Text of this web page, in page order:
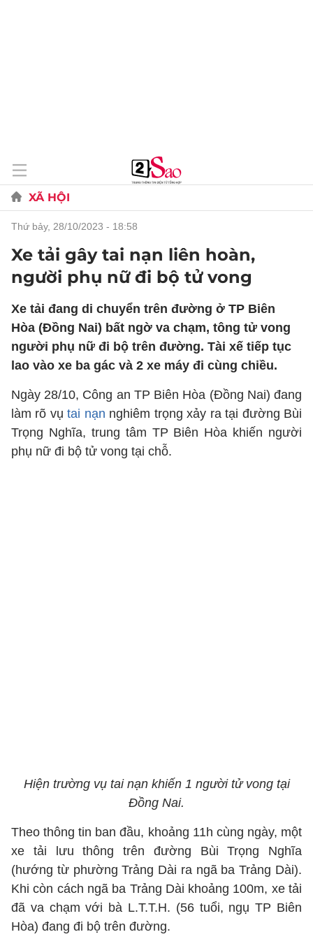
XÃ HỘI
thứ bảy, 28/10/2023 - 18:58
Xe tải gây tai nạn liên hoàn,
người phụ nữ đi bộ tử vong
Xe tải đang di chuyển trên đường ở TP Biên
Hòa (Đồng Nai) bất ngờ va chạm, tông tử vong
người phụ nữ đi bộ trên đường. Tài xế tiếp tục
lao vào xe ba gác và 2 xe máy đi cùng chiều.
Ngày 28/10, Công an TP Biên Hòa (Đồng Nai) đang
làm rõ vụtai nạn nghiêm trọng xảy ra tại đường Bùi
Trọng Nghĩa, trung tâm TP Biên Hòa khiến người
phụ nữ đi bộ tử vong tại chỗ.
Hiện trường vụ tai nạn khiến 1 người tử vong tại
Đồng Nai.
Theo thông tin ban đầu, khoảng 11h cùng ngày, một
xe tải lưu thông trên đường Bùi Trọng Nghĩa
(hướng từ phường Trảng Dài ra ngã ba Trảng Dài).
Khi còn cách ngã ba Trảng Dài khoảng 100m, xe tải
đã va chạm với bà L.T.T.H. (56 tuổi, ngụ TP Biên
Hòa) đang đi bộ trên đường.